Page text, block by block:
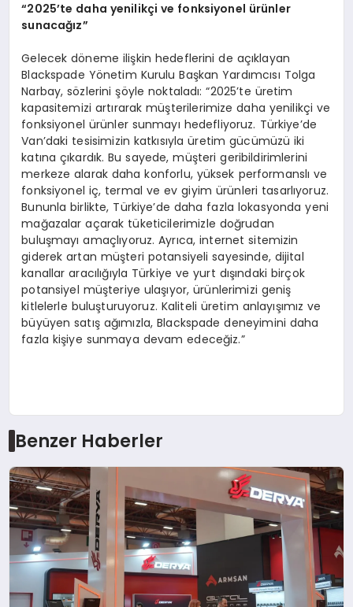
“2025’te daha yenilikçi ve fonksiyonel ürünler
sunacağız”
Gelecek döneme ilişkin hedeflerini de açıklayan
Blackspade Yönetim Kurulu Başkan Yardımcısı Tolga
Narbay, sözlerini şöyle noktaladı: “2025’te üretim
kapasitemizi artırarak müşterilerimize daha yenilikçi ve
fonksiyonel ürünler sunmayı hedefliyoruz. Türkiye’de
Van’daki tesisimizin katkısıyla üretim gücümüzü iki
katına çıkardık. Bu sayede, müşteri geribildirimlerini
merkeze alarak daha konforlu, yüksek performanslı ve
fonksiyonel iç, termal ve ev giyim ürünleri tasarlıyoruz.
Bununla birlikte, Türkiye’de daha fazla lokasyonda yeni
mağazalar açarak tüketicilerimizle doğrudan
buluşmayı amaçlıyoruz. Ayrıca, internet sitemizin
giderek artan müşteri potansiyeli sayesinde, dijital
kanallar aracılığıyla Türkiye ve yurt dışındaki birçok
potansiyel müşteriye ulaşıyor, ürünlerimizi geniş
kitlelerle buluşturuyoruz. Kaliteli üretim anlayışımız ve
büyüyen satış ağımızla, Blackspade deneyimini daha
fazla kişiye sunmaya devam edeceğiz.”
Benzer Haberler